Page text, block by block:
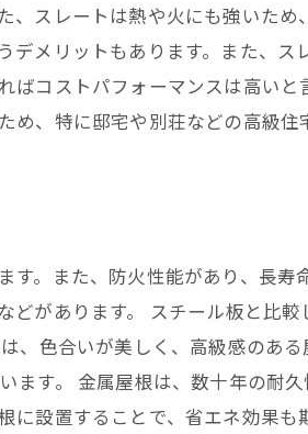
、スレートは熱や火にも強いため
メリットもあります。また、ス
コストパフォーマンスは高いと
、特に邸宅や別荘などの高級住
。また、防火性能があり、長寿
があります。 スチール板と比
、色合いが美しく、高級感のあ
す。 金属屋根は、数十年の耐
設置することで、省エネ効果も